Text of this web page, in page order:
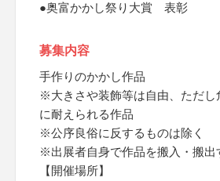
●奥富かかし祭り大賞 表彰
募集内容
手作りのかかし作品
※大きさや装飾等は自由、ただし
に耐えられる作品
※公序良俗に反するものは除く
※出展者自身で作品を搬入・搬出
【開催場所】